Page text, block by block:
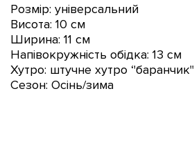
Розмір: універсальний
Висота: 10 см
Ширина: 11 см
Напівокружність обідка: 13 см
Хутро: штучне хутро ‘'баранчик''
Сезон: Осінь/зима